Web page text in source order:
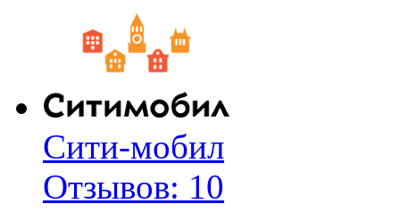
Сити-мобил
Отзывов: 10